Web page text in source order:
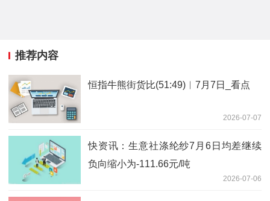
推荐内容
恒指牛熊街货比(51:49)︱7月7日_看点
2026-07-07
快资讯：生意社涤纶纱7月6日均差继续
负向缩小为-111.66元/吨
2026-07-06